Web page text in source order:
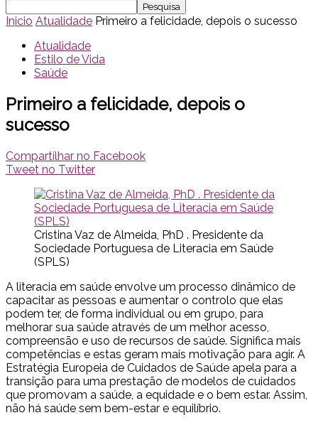
Inicio Atualidade Primeiro a felicidade, depois o sucesso
Atualidade
Estilo de Vida
Saúde
Primeiro a felicidade, depois o
sucesso
Compartilhar no Facebook
Tweet no Twitter
Cristina Vaz de Almeida, PhD . Presidente da
Sociedade Portuguesa de Literacia em Saúde
(SPLS)
A literacia em saúde envolve um processo dinâmico de
capacitar as pessoas e aumentar o controlo que elas
podem ter, de forma individual ou em grupo, para
melhorar sua saúde através de um melhor acesso,
compreensão e uso de recursos de saúde. Significa mais
competências e estas geram mais motivação para agir. A
Estratégia Europeia de Cuidados de Saúde apela para a
transição para uma prestação de modelos de cuidados
que promovam a saúde, a equidade e o bem estar. Assim,
não há saúde sem bem-estar e equilíbrio.